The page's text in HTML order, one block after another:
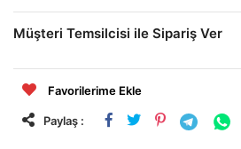
Müşteri Temsilcisi ile Sipariş Ver
Favorilerime Ekle
Paylaş :